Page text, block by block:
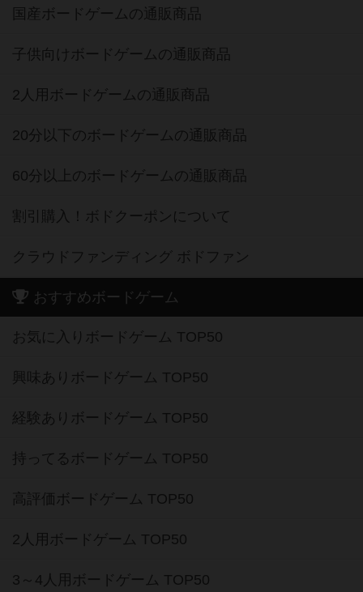
国産ボードゲームの通販商品
子供向けボードゲームの通販商品
2人用ボードゲームの通販商品
20分以下のボードゲームの通販商品
60分以上のボードゲームの通販商品
割引購入！ボドクーポンについて
クラウドファンディング ボドファン
おすすめボードゲーム
お気に入りボードゲーム TOP50
興味ありボードゲーム TOP50
経験ありボードゲーム TOP50
持ってるボードゲーム TOP50
高評価ボードゲーム TOP50
2人用ボードゲーム TOP50
3～4人用ボードゲーム TOP50